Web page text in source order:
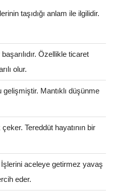
taşıdığı anlam ile ilgilidir.
Özellikle ticaret
olur.
gelişmiştir. Mantıklı düşünme
Tereddüt hayatının bir
İşlerini aceleye getirmez yavaş
eder.